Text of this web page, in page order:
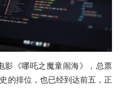
影《哪吒之魔童闹海》，总票
的排位，也已经到达前五，正